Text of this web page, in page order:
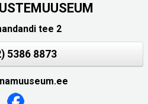
tee 2
5386 8873